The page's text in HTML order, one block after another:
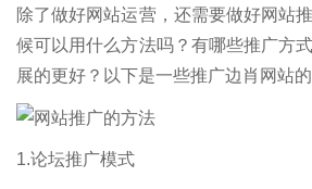
除了做好网站运营，还需要做好网站
候可以用什么方法吗？有哪些推广方
展的更好？以下是一些推广边肖网站的
1.论坛推广模式